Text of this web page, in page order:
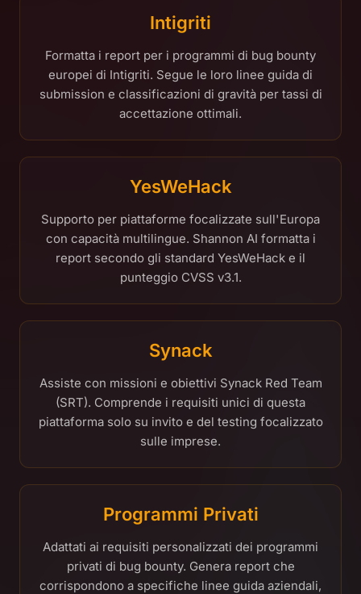
Intigriti
Formatta i report per i programmi di bug bounty
europei di Intigriti. Segue le loro linee guida di
submission e classificazioni di gravità per tassi di
accettazione ottimali.
YesWeHack
Supporto per piattaforme focalizzate sull'Europa
con capacità multilingue. Shannon AI formatta i
report secondo gli standard YesWeHack e il
punteggio CVSS v3.1.
Synack
Assiste con missioni e obiettivi Synack Red Team
(SRT). Comprende i requisiti unici di questa
piattaforma solo su invito e del testing focalizzato
sulle imprese.
Programmi Privati
Adattati ai requisiti personalizzati dei programmi
privati di bug bounty. Genera report che
corrispondono a specifiche linee guida aziendali,